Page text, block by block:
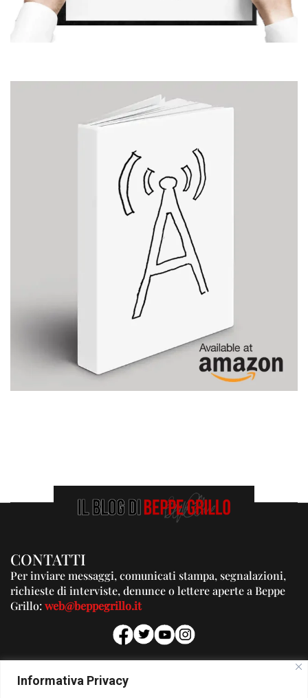
Informativa Privacy
CONTATTI
Per inviare messaggi, comunicati stampa, segnalazioni,
richieste di interviste, denunce o lettere aperte a Beppe
Grillo:web@beppegrillo.it
PUBBLICITA'
Per la tua pubblicità su questo Blog: